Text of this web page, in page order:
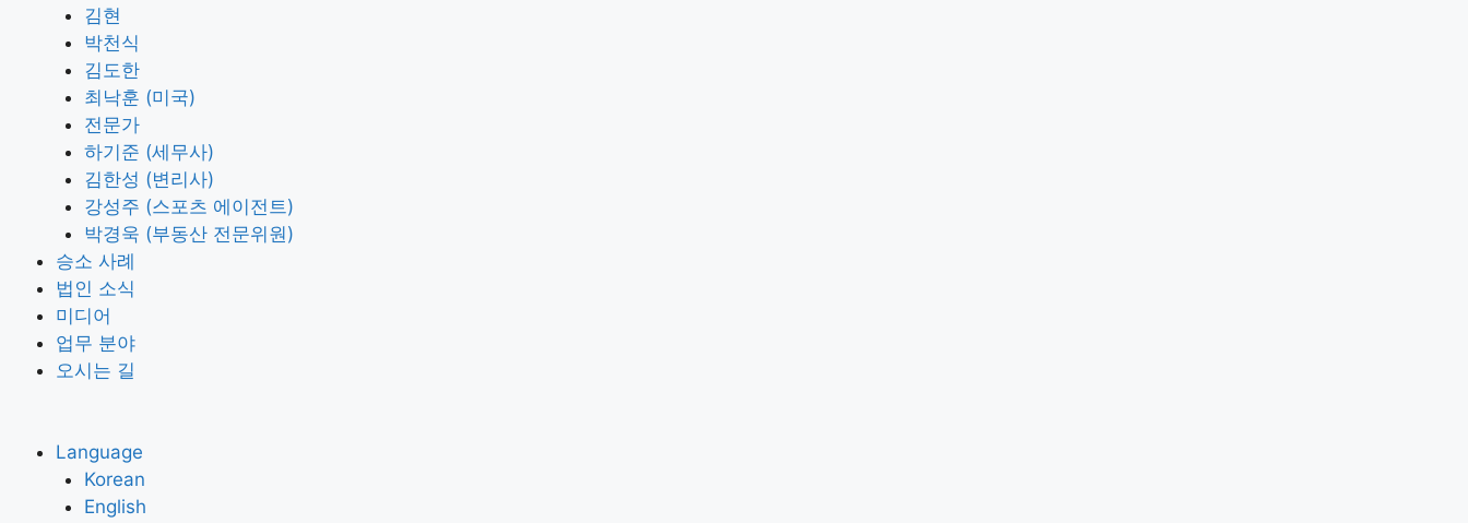
김현
박천식
김도한
최낙훈 (미국)
전문가
하기준 (세무사)
김한성 (변리사)
강성주 (스포츠 에이전트)
박경욱 (부동산 전문위원)
승소 사례
법인 소식
미디어
업무 분야
오시는 길
Language
Korean
English